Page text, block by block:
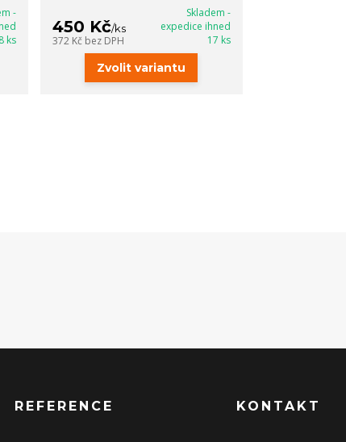
-
ks
450 Kč/ks
372 Kč bez DPH
Skladem -
expedice ihned
17 ks
Zvolit variantu
REFERENCE KONTAKT